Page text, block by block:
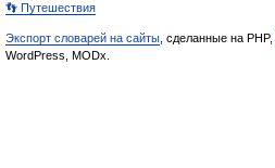
👣 Путешествия
Экспорт словарей на сайты , сделанные на PHP,
WordPress, MODx.